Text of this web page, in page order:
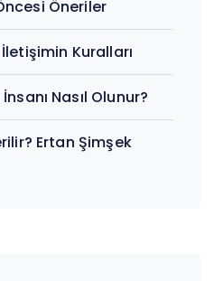
Öneriler
Kuralları
Nasıl Olunur?
Ertan Şimşek